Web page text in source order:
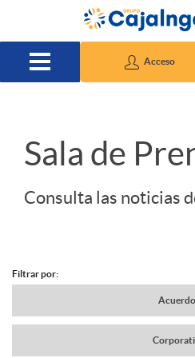
Saltar al contenido principal
Acceso
S
Sala de
Consulta las noticias
N
Filtrar por: